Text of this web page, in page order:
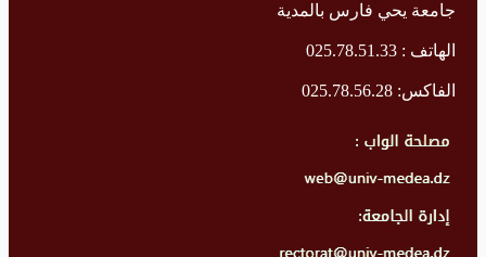
جامعة يحي فارس بالمدية
الهاتف : 025.78.51.33
الفاكس: 025.78.56.28